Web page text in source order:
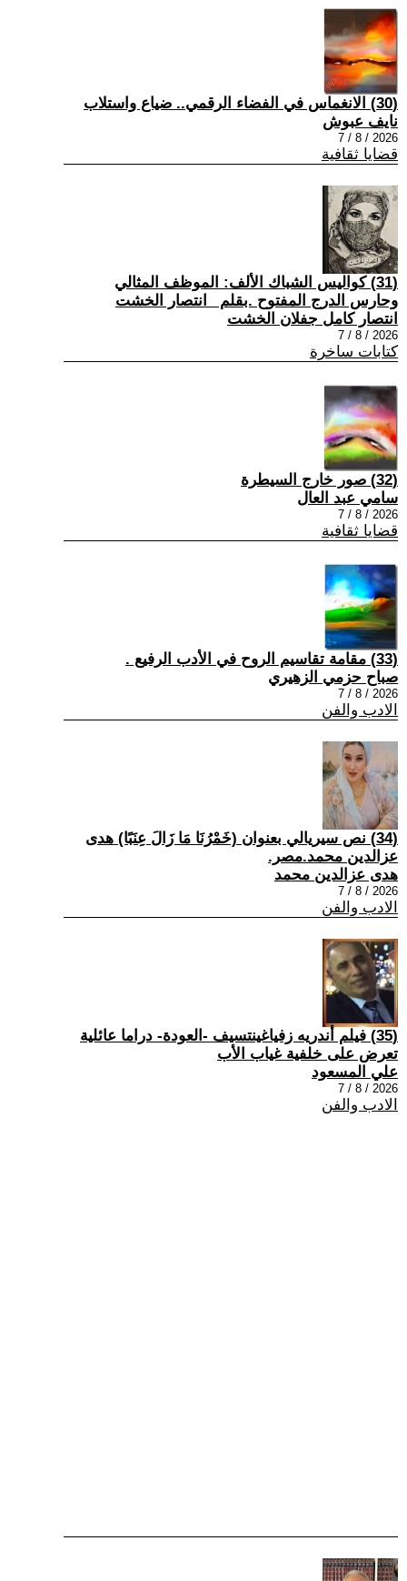
(30) الانغماس في الفضاء الرقمي.. ضياع واستلاب
نايف عبوش
2026 / 8 / 7
قضايا ثقافية
(31) كواليس الشباك الألف: الموظف المثالي
وحارس الدرج المفتوح .بقلم _انتصار الخشت
انتصار كامل جفلان الخشت
2026 / 8 / 7
كتابات ساخرة
(32) صور خارج السيطرة
سامي عبد العال
2026 / 8 / 7
قضايا ثقافية
(33) مقامة تقاسيم الروح في الأدب الرفيع .
صباح حزمي الزهيري
2026 / 8 / 7
الادب والفن
(34) نص سيريالي بعنوان (خَمْرُنَا مَا زَالَ عِنَبًا) هدى
عزالدين محمد.مصر.
هدى عزالدين محمد
2026 / 8 / 7
الادب والفن
(35) فيلم أندريه زفياغينتسيف -العودة- دراما عائلية
تعرض على خلفية غياب الأب
علي المسعود
2026 / 8 / 7
الادب والفن